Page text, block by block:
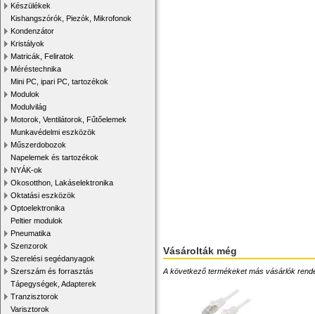
Készülékek
Kishangszórók, Piezók, Mikrofonok
Kondenzátor
Kristályok
Matricák, Feliratok
Méréstechnika
Mini PC, ipari PC, tartozékok
Modulok
Modulvilág
Motorok, Ventilátorok, Fűtőelemek
Munkavédelmi eszközök
Műszerdobozok
Napelemek és tartozékok
NYÁK-ok
Okosotthon, Lakáselektronika
Oktatási eszközök
Optoelektronika
Peltier modulok
Pneumatika
Szenzorok
Szerelési segédanyagok
Szerszám és forrasztás
Tápegységek, Adapterek
Tranzisztorok
Varisztorok
Vásárolták még
A következő termékeket más vásárlók